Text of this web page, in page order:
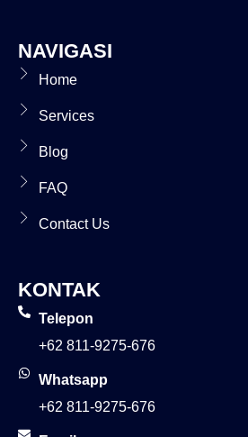
NAVIGASI
Home
Services
Blog
FAQ
Contact Us
KONTAK
Telepon
+62 811-9275-676
Whatsapp
+62 811-9275-676